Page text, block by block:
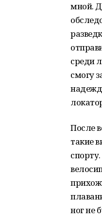
мной.
среди
смогу
После
такие
ног не